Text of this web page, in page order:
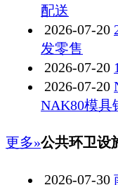
配送
2026-07-20
发零售
2026-07-20
2026-07-20
NAK80模具
更多»公共环卫设
2026-07-30